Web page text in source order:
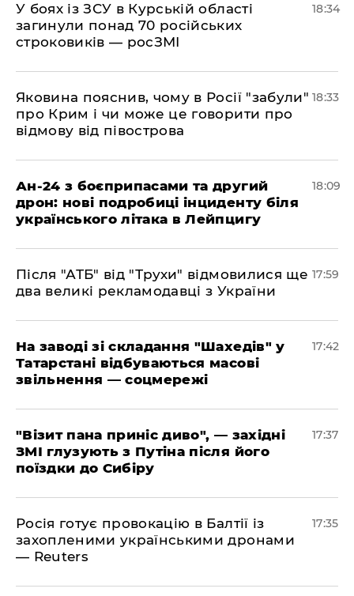
​У боях із ЗСУ в Курській області
загинули понад 70 російських
строковиків — росЗМІ
18:34
​Яковина пояснив, чому в Росії "забули"
про Крим і чи може це говорити про
відмову від півострова
18:33
​Ан-24 з боєприпасами та другий
дрон: нові подробиці інциденту біля
українського літака в Лейпцигу
18:09
​Після "АТБ" від "Трухи" відмовилися ще
два великі рекламодавці з України
17:59
​На заводі зі складання "Шахедів" у
Татарстані відбуваються масові
звільнення — соцмережі
17:42
"Візит пана приніс диво", — західні
ЗМІ глузують з Путіна після його
поїздки до Сибіру
17:37
Росія готує провокацію в Балтії із
захопленими українськими дронами
— Reuters
17:35